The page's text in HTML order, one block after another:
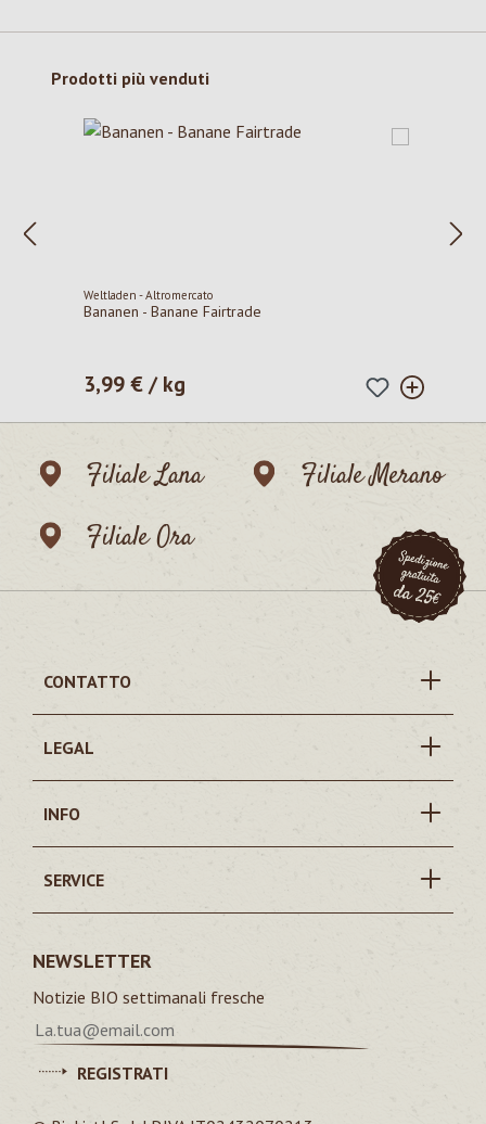
Salta la galleria dei prodotti
Prodotti più venduti
Weltladen - Altromercato
Bananen - Banane Fairtrade
Prezzo normale:
3,99 € / kg
Filiale Lana
Filiale Merano
Filiale Ora
CONTATTO
LEGAL
INFO
SERVICE
NEWSLETTER
Notizie BIO settimanali fresche
REGISTRATI